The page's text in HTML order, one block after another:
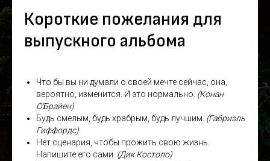
​Короткие пожелания для
выпускного альбома
Что бы вы ни думали о своей мечте сейчас, она,
вероятно, изменится. И это нормально. (Конан
О’Брайен)
Будь смелым, будь храбрым, будь лучшим. (Габриэль
Гиффордс)
Нет сценария, чтобы прожить свою жизнь.
Напишите его сами. (Дик Костоло)